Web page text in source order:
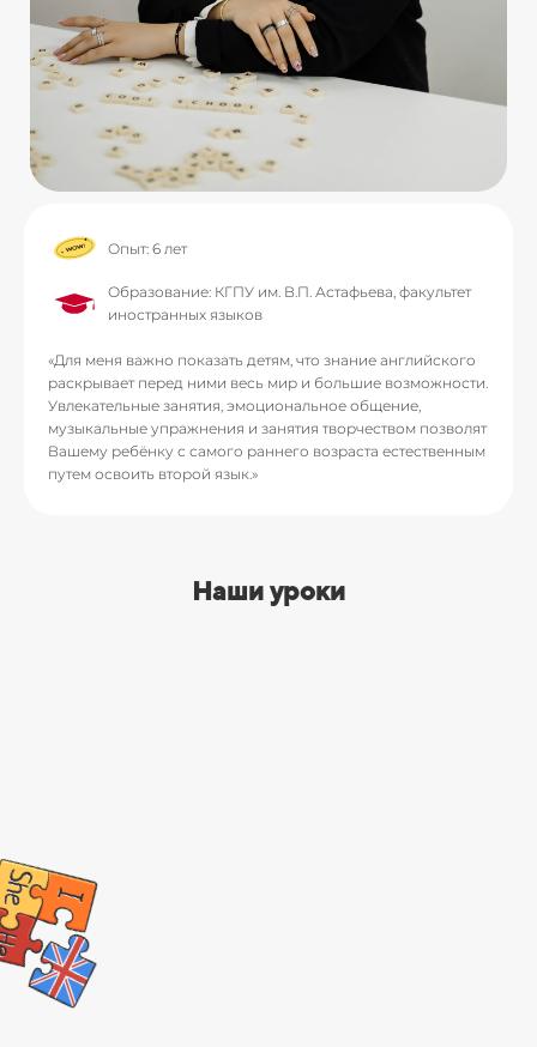
Опыт: 6 лет
Образование: КГПУ им. В.П. Астафьева, факультет
иностранных языков
«Для меня важно показать детям, что знание английского
раскрывает перед ними весь мир и большие возможности.
Увлекательные занятия, эмоциональное общение,
музыкальные упражнения и занятия творчеством позволят
Вашему ребёнку с самого раннего возраста естественным
путем освоить второй язык.»
Нашиуроки